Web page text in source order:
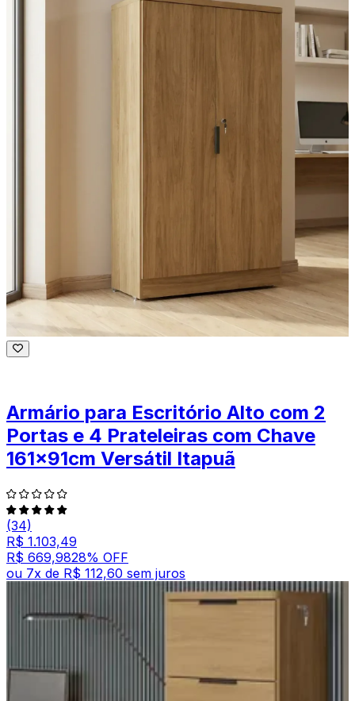
Armário para Escritório Alto com 2
Portas e 4 Prateleiras com Chave
161x91cm Versátil Itapuã
(34)
R$ 1.103,49
R$ 669,9828% OFF
ou 7x de R$ 112,60 sem juros